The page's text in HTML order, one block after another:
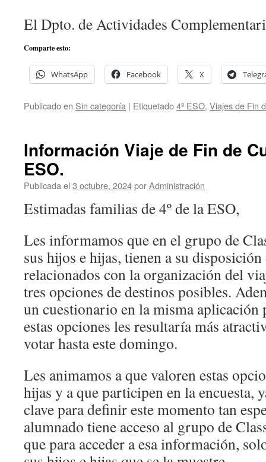
El Dpto. de Actividades
Comparte esto:
WhatsApp Facebook X
Publicado en Sin categoría | Etiquetado4º ESO, Viajes de Fin
Información Viaje de Fin de
ESO.
Publicada el 3 octubre, 2024porAdministración
Estimadas familias de 4º de la ESO,
Les informamos que en el grupo de
sus hijos e hijas, tienen a su
relacionados con la organización del
tres opciones de destinos posibles.
un cuestionario en la misma aplicación
estas opciones les resultaría más
votar hasta este domingo.
Les animamos a que valoren estas
hijas y a que participen en la encuesta,
clave para definir este momento tan
alumnado tiene acceso al grupo de
que para acceder a esa información,